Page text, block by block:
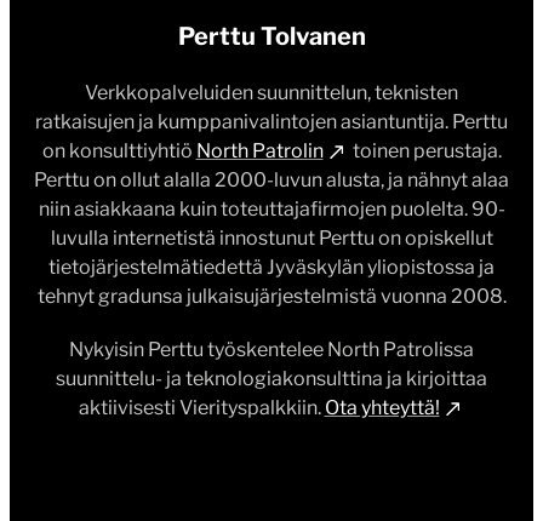
Perttu Tolvanen
Verkkopalveluiden suunnittelun, teknisten
ratkaisujen ja kumppanivalintojen asiantuntija. Perttu
on konsulttiyhtiö North Patrolin
toinen perustaja.
Perttu on ollut alalla 2000-luvun alusta, ja nähnyt alaa
niin asiakkaana kuin toteuttajafirmojen puolelta. 90-
luvulla internetistä innostunut Perttu on opiskellut
tietojärjestelmätiedettä Jyväskylän yliopistossa ja
tehnyt gradunsa julkaisujärjestelmistä vuonna 2008.
Nykyisin Perttu työskentelee North Patrolissa
suunnittelu- ja teknologiakonsulttina ja kirjoittaa
aktiivisesti Vierityspalkkiin. Ota yhteyttä!